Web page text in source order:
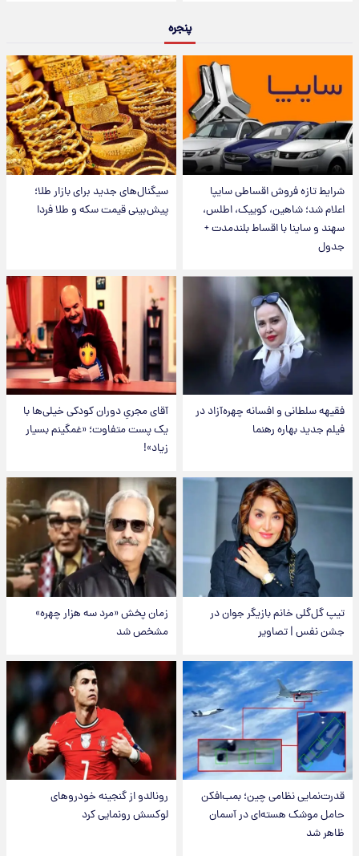
پنجره
شرایط تازه فروش اقساطی سایپا
اعلام شد؛ شاهین، کوییک، اطلس،
سهند و ساینا با اقساط بلندمدت +
جدول
سیگنال‌های جدید برای بازار طلا؛
پیش‌بینی قیمت سکه و طلا فردا
فقیهه سلطانی و افسانه چهره‌آزاد در
فیلم جدید بهاره رهنما
آقای مجریِ دوران کودکی خیلی‌ها با
یک پست متفاوت؛ «غمگینم بسیار
زیاد»!
تیپ گل‌گلی خانم بازیگر جوان در
جشن نفس | تصاویر
زمان پخش «مرد سه هزار چهره»
مشخص شد
قدرت‌نمایی نظامی چین؛ بمب‌افکن
حامل موشک هسته‌ای در آسمان
ظاهر شد
رونالدو از گنجینه خودروهای
لوکسش رونمایی کرد